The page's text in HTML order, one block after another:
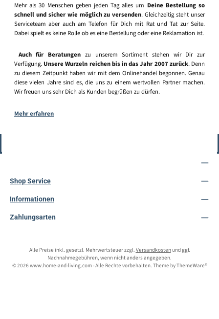
Mehr als 30 Menschen geben jeden Tag alles um Deine Bestellung so
schnell und sicher wie möglich zu versenden. Gleichzeitig steht unser
Serviceteam aber auch am Telefon für Dich mit Rat und Tat zur Seite.
Dabei spielt es keine Rolle ob es eine Bestellung oder eine Reklamation ist.
Auch für Beratungen zu unserem Sortiment stehen wir Dir zur
Verfügung. Unsere Wurzeln reichen bis in das Jahr 2007 zurück. Denn
zu diesem Zeitpunkt haben wir mit dem Onlinehandel begonnen. Genau
diese vielen Jahre sind es, die uns zu einem wertvollen Partner machen.
Wir freuen uns sehr Dich als Kunden begrüßen zu dürfen.
Mehr erfahren
Shop Service
Informationen
Zahlungsarten
Alle Preise inkl. gesetzl. Mehrwertsteuer zzgl. Versandkostenund ggf.
Nachnahmegebühren, wenn nicht anders angegeben.
© 2026 www.home-and-living.com - Alle Rechte vorbehalten. Theme byThemeWare®